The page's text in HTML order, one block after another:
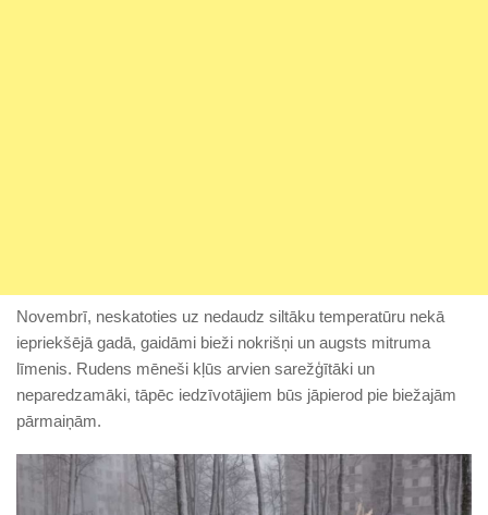
Novembrī, neskatoties uz nedaudz siltāku temperatūru nekā
iepriekšējā gadā, gaidāmi bieži nokrišņi un augsts mitruma
līmenis. Rudens mēneši kļūs arvien sarežģītāki un
neparedzamāki, tāpēc iedzīvotājiem būs jāpierod pie biežajām
pārmaiņām.